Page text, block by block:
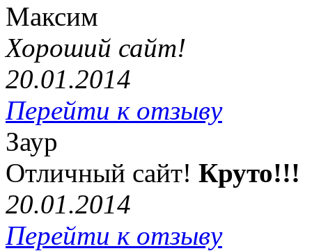
Максим
Хороший сайт!
20.01.2014
Перейти к отзыву
Заур
Отличный сайт! Круто!!!
20.01.2014
Перейти к отзыву